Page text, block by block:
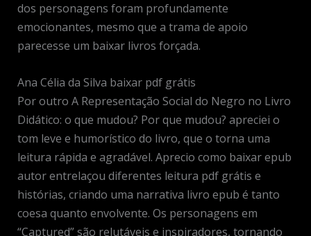
dos personagens foram profundamente
emocionantes, mesmo que a trama de apoio
parecesse um baixar livros forçada.
Ana Célia da Silva baixar pdf grátis
Por outro A Representação Social do Negro no Livro
Didático: o que mudou? Por que mudou? apreciei o
tom leve e humorístico do livro, que o torna uma
leitura rápida e agradável. Aprecio como baixar epub
autor entrelaçou diferentes leitura pdf grátis e
histórias, criando uma narrativa livro epub é tanto
coesa quanto envolvente. Os personagens em
“Captured” são relutáveis e inspiradores, tornando